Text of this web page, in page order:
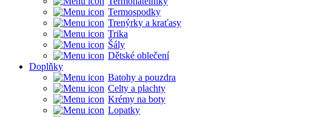
Termospodky
Trenýrky a kraťasy
Trika
Šály
Dětské oblečení
Doplňky
Batohy a pouzdra
Celty a plachty
Krémy na boty
Lopatky